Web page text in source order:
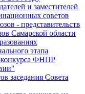
и заместителей
советов
- представительств
Самарской области
этапа
ФНПР
заседания Совета